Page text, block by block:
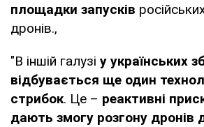
площадки запусків
дронів.,
"В іншій галузі у українських
відбувається ще один
стрибок. Це – реактивні
дають змогу розгону дронів